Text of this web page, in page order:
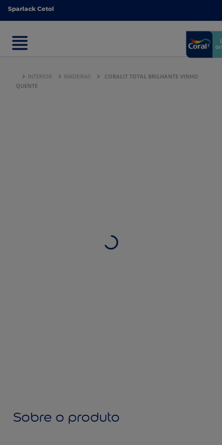
Sparlack Cetol
Sparlack Cetol
INTERIOR MADEIRAS
CORALIT TOTAL BRILHANTE VINHO
QUENTE
Sobre o produto